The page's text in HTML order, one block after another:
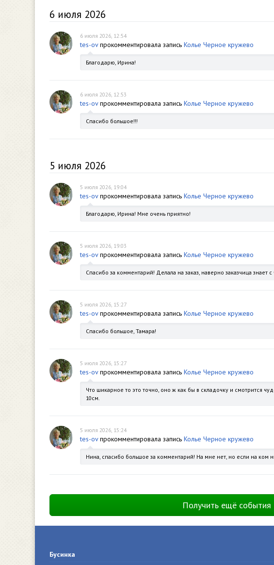
6 июля 2026
6 июля 2026, 12:54
tes-ovпрокомментировала запись Колье Черное кружево
Благодарю, Ирина!
6 июля 2026, 12:53
tes-ovпрокомментировала запись Колье Черное кружево
Спасибо большое!!!
5 июля 2026
5 июля 2026, 19:04
tes-ovпрокомментировала запись Колье Черное кружево
Благодарю, Ирина! Мне очень приятно!
5 июля 2026, 19:03
tes-ovпрокомментировала запись Колье Черное кружево
Спасибо за комментарий! Делала на заказ, наверно заказчица знает с
5 июля 2026, 15:27
tes-ovпрокомментировала запись Колье Черное кружево
Спасибо большое, Тамара!
5 июля 2026, 15:27
tes-ovпрокомментировала запись Колье Черное кружево
Что шикарное то это точно, оно ж как бы в складочку и смотрится
10см.
5 июля 2026, 15:24
tes-ovпрокомментировала запись Колье Черное кружево
Нина, спасибо большое за комментарий! На мне нет, но если на ком
Получить ещё события
Бусинка